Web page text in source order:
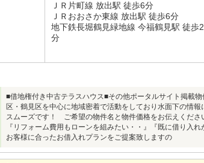
ＪＲ片町線 放出駅 徒歩6分
ＪＲおおさか東線 放出駅 徒歩6分
地下鉄長堀鶴見緑地線 今福鶴見駅 徒歩
分
■借地権付き中古テラスハウス■その他ポータルサイト掲載
区・鶴見区を中心に地域密着で活動をしており水面下の情
スムーズです！ ご希望の物件名と物件価格をお伝えくださ
『リフォーム費用もローンを組みたい・・』『既に借り入
お客様に合ったお借入れプランをご提案致しますの